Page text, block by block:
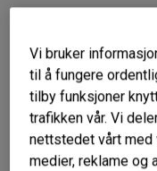
Vi bruker
til å fungere
tilby funksjoner
trafikken vår. Vi
nettstedet vårt med
medier, reklame og